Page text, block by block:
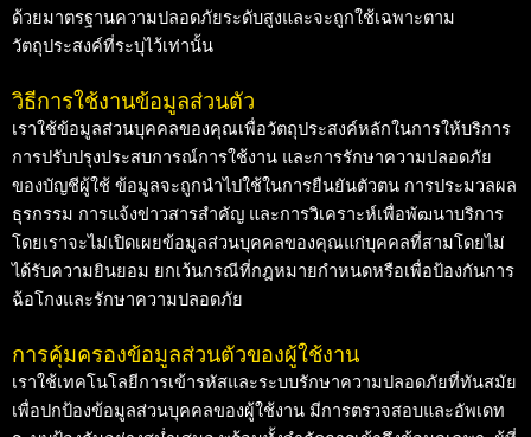
ด้วยมาตรฐานความปลอดภัยระดับสูงและจะถูกใช้เฉพาะตาม
วัตถุประสงค์ที่ระบุไว้เท่านั้น
วิธีการใช้งานข้อมูลส่วนตัว
เราใช้ข้อมูลส่วนบุคคลของคุณเพื่อวัตถุประสงค์หลักในการให้บริการ
การปรับปรุงประสบการณ์การใช้งาน และการรักษาความปลอดภัย
ของบัญชีผู้ใช้ ข้อมูลจะถูกนำไปใช้ในการยืนยันตัวตน การประมวลผล
ธุรกรรม การแจ้งข่าวสารสำคัญ และการวิเคราะห์เพื่อพัฒนาบริการ
โดยเราจะไม่เปิดเผยข้อมูลส่วนบุคคลของคุณแก่บุคคลที่สามโดยไม่
ได้รับความยินยอม ยกเว้นกรณีที่กฎหมายกำหนดหรือเพื่อป้องกันการ
ฉ้อโกงและรักษาความปลอดภัย
การคุ้มครองข้อมูลส่วนตัวของผู้ใช้งาน
เราใช้เทคโนโลยีการเข้ารหัสและระบบรักษาความปลอดภัยที่ทันสมัย
เพื่อปกป้องข้อมูลส่วนบุคคลของผู้ใช้งาน มีการตรวจสอบและอัพเดท